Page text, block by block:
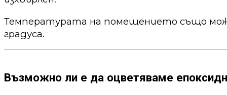
Температурата на помещението също
градуса.
Възможно ли е да оцветяваме